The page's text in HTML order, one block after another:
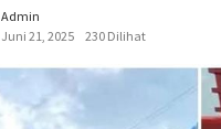
Admin
Juni 21, 2025
230 Dilihat